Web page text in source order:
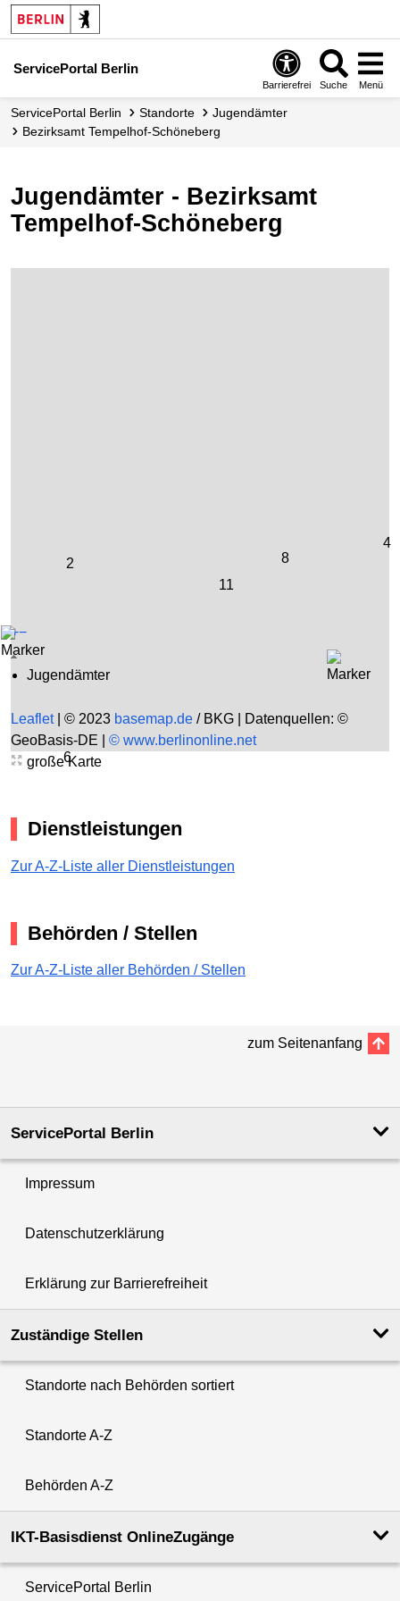
ServicePortal Berlin
Barrierefrei Suche Menü
ServicePortal Berlin Standorte
Jugendämter
Bezirksamt Tempelhof-Schöneberg
Jugendämter - Bezirksamt
Tempelhof-Schöneberg
2
11
8
4
6
+−
Jugendämter
Leaflet © 2023 basemap.de / BKG | Datenquellen: ©
GeoBasis-DE | © www.berlinonline.net
große Karte
Dienstleistungen
Zur A-Z-Liste aller Dienstleistungen
Behörden / Stellen
Zur A-Z-Liste aller Behörden / Stellen
zum Seitenanfang
ServicePortal Berlin
Impressum
Datenschutzerklärung
Erklärung zur Barrierefreiheit
Zuständige Stellen
Standorte nach Behörden sortiert
Standorte A-Z
Behörden A-Z
IKT-Basisdienst OnlineZugänge
ServicePortal Berlin